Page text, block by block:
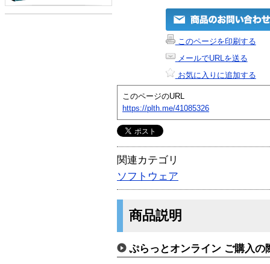
このページを印刷する
メールでURLを送る
お気に入りに追加する
このページのURL
https://plth.me/41085326
関連カテゴリ
ソフトウェア
商品説明
ぷらっとオンライン ご購入の